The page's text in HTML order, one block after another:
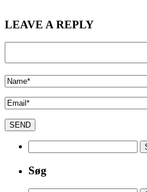
LEAVE A REPLY
Søg